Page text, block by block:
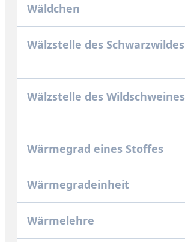
Wäldchen
Wälzstelle des Schwarzwildes
Wälzstelle des Wildschweines
Wärmegrad eines Stoffes
Wärmegradeinheit
Wärmelehre